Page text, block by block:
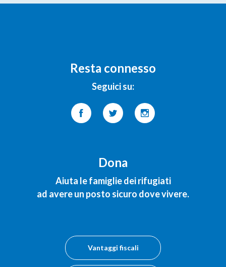
Resta connesso
Seguici su:
Dona
Aiuta le famiglie dei rifugiati
ad avere un posto sicuro dove vivere.
Vantaggi fiscali